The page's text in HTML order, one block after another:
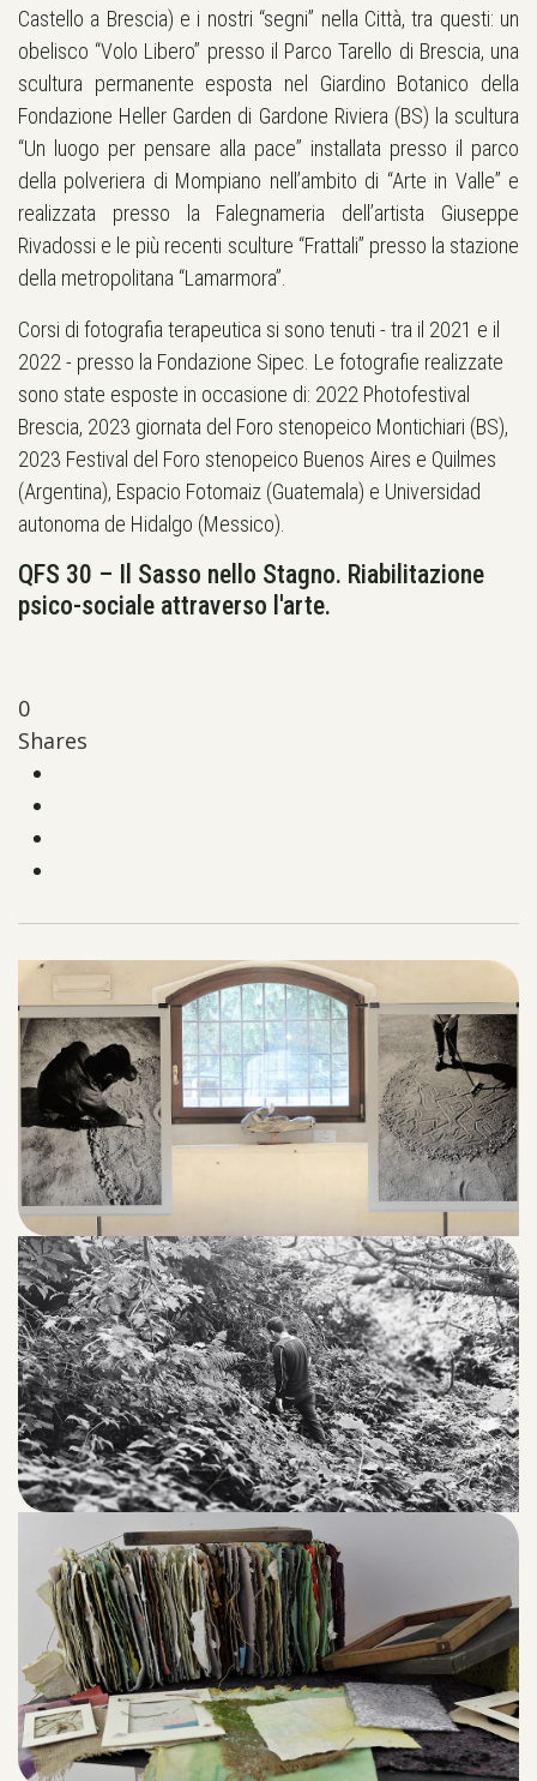
Castello a Brescia) e i nostri “segni” nella Città, tra questi: un
obelisco “Volo Libero” presso il Parco Tarello di Brescia, una
scultura permanente esposta nel Giardino Botanico della
Fondazione Heller Garden di Gardone Riviera (BS) la scultura
“Un luogo per pensare alla pace” installata presso il parco
della polveriera di Mompiano nell’ambito di “Arte in Valle” e
realizzata presso la Falegnameria dell’artista Giuseppe
Rivadossi e le più recenti sculture “Frattali” presso la stazione
della metropolitana “Lamarmora”.
Corsi di fotografia terapeutica si sono tenuti - tra il 2021 e il
2022 - presso la Fondazione Sipec. Le fotografie realizzate
sono state esposte in occasione di: 2022 Photofestival
Brescia, 2023 giornata del Foro stenopeico Montichiari (BS),
2023 Festival del Foro stenopeico Buenos Aires e Quilmes
(Argentina), Espacio Fotomaiz (Guatemala) e Universidad
autonoma de Hidalgo (Messico).
QFS 30 – Il Sasso nello Stagno. Riabilitazione
psico-sociale attraverso l'arte.
0
Shares